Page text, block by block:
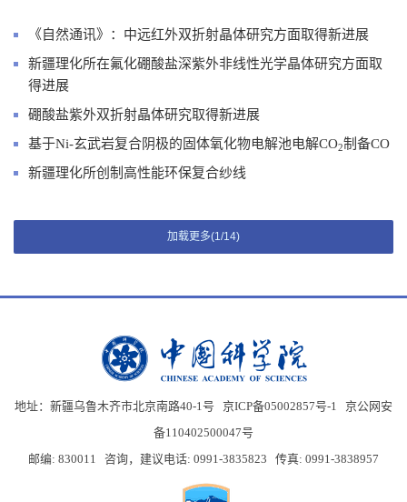
《自然通讯》：中远红外双折射晶体研究方面取得新进展
新疆理化所在氟化硼酸盐深紫外非线性光学晶体研究方面取
得进展
硼酸盐紫外双折射晶体研究取得新进展
基于Ni-玄武岩复合阴极的固体氧化物电解池电解CO2制备CO
新疆理化所创制高性能环保复合纱线
加载更多(1/14)
地址：新疆乌鲁木齐市北京南路40-1号 京ICP备05002857号-1 京公网安
备110402500047号
邮编: 830011 咨询，建议电话: 0991-3835823 传真: 0991-3838957